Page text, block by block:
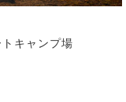
トキャンプ場